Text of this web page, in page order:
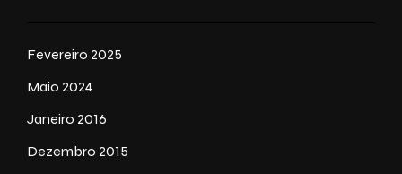
Fevereiro 2025
Maio 2024
Janeiro 2016
Dezembro 2015